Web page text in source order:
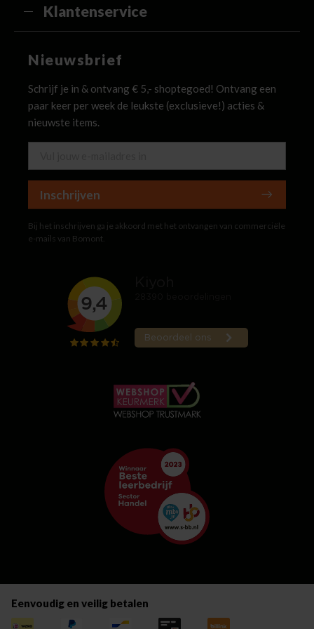
Klantenservice
Nieuwsbrief
Schrijf je in & ontvang € 5,- shoptegoed! Ontvang een
paar keer per week de leukste (exclusieve!) acties &
nieuwste items.
Inschrijven
Bij het inschrijven ga je akkoord met het ontvangen van commerciële
e-mails van Bomont.
Eenvoudig en veilig betalen